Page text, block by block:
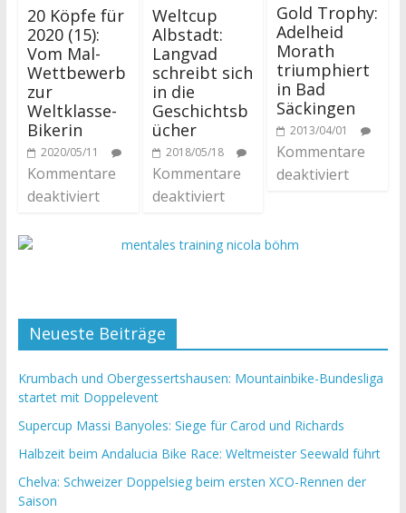
20 Köpfe für
2020 (15):
Vom Mal-
Wettbewerb
zur
Weltklasse-
Bikerin
2020/05/11
Kommentare
deaktiviert
Weltcup
Albstadt:
Langvad
schreibt sich
in die
Geschichtsb
ücher
2018/05/18
Kommentare
deaktiviert
Gold Trophy:
Adelheid
Morath
triumphiert
in Bad
Säckingen
2013/04/01
Kommentare
deaktiviert
Neueste Beiträge
Krumbach und Obergessertshausen: Mountainbike-Bundesliga
startet mit Doppelevent
Supercup Massi Banyoles: Siege für Carod und Richards
Halbzeit beim Andalucia Bike Race: Weltmeister Seewald führt
Chelva: Schweizer Doppelsieg beim ersten XCO-Rennen der
Saison